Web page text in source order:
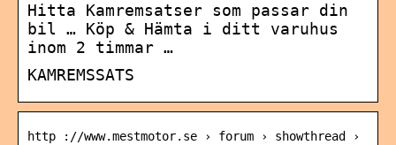
Hitta Kamremsatser som passar din
bil … Köp & Hämta i ditt varuhus
inom 2 timmar …
KAMREMSSATS
http ://www.mestmotor.se › forum › showthread ›